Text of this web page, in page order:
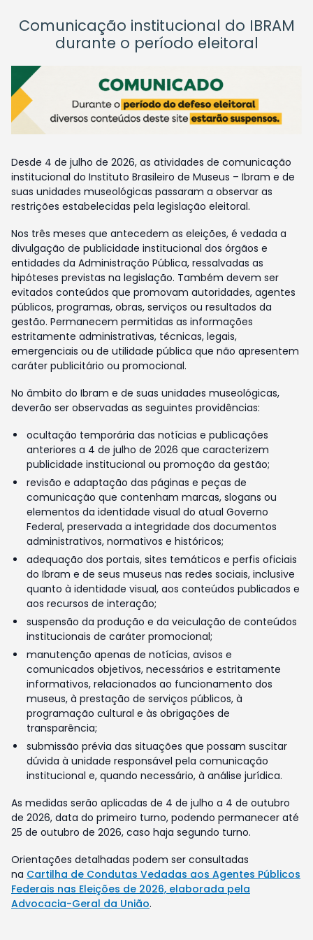
Comunicação institucional do IBRAM
durante o período eleitoral
Desde 4 de julho de 2026, as atividades de comunicação
institucional do Instituto Brasileiro de Museus – Ibram e de
suas unidades museológicas passaram a observar as
restrições estabelecidas pela legislação eleitoral.
Nos três meses que antecedem as eleições, é vedada a
divulgação de publicidade institucional dos órgãos e
entidades da Administração Pública, ressalvadas as
hipóteses previstas na legislação. Também devem ser
evitados conteúdos que promovam autoridades, agentes
públicos, programas, obras, serviços ou resultados da
gestão. Permanecem permitidas as informações
estritamente administrativas, técnicas, legais,
emergenciais ou de utilidade pública que não apresentem
caráter publicitário ou promocional.
No âmbito do Ibram e de suas unidades museológicas,
deverão ser observadas as seguintes providências:
ocultação temporária das notícias e publicações
anteriores a 4 de julho de 2026 que caracterizem
publicidade institucional ou promoção da gestão;
revisão e adaptação das páginas e peças de
comunicação que contenham marcas, slogans ou
elementos da identidade visual do atual Governo
Federal, preservada a integridade dos documentos
administrativos, normativos e históricos;
adequação dos portais, sites temáticos e perfis oficiais
do Ibram e de seus museus nas redes sociais, inclusive
quanto à identidade visual, aos conteúdos publicados e
aos recursos de interação;
suspensão da produção e da veiculação de conteúdos
institucionais de caráter promocional;
manutenção apenas de notícias, avisos e
comunicados objetivos, necessários e estritamente
informativos, relacionados ao funcionamento dos
museus, à prestação de serviços públicos, à
programação cultural e às obrigações de
transparência;
submissão prévia das situações que possam suscitar
dúvida à unidade responsável pela comunicação
institucional e, quando necessário, à análise jurídica.
As medidas serão aplicadas de 4 de julho a 4 de outubro
de 2026, data do primeiro turno, podendo permanecer até
25 de outubro de 2026, caso haja segundo turno.
Orientações detalhadas podem ser consultadas
na Cartilha de Condutas Vedadas aos Agentes Públicos
Federais nas Eleições de 2026, elaborada pela
Advocacia-Geral da União.